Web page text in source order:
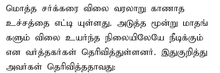
மொத்த சர்க்கரை விலை வரலாறு காணாத
உச்சத்தை எட்டி யுள்ளது. அடுத்த மூன்று மாதங்
களும் விலை உயர்ந்த நிலையிலேயே நீடிக்கும்
என வர்த்தகர்கள் தெரிவித்துள்ளனர். இதுகுறித்து
அவர்கள் தெரிவித்ததாவது: